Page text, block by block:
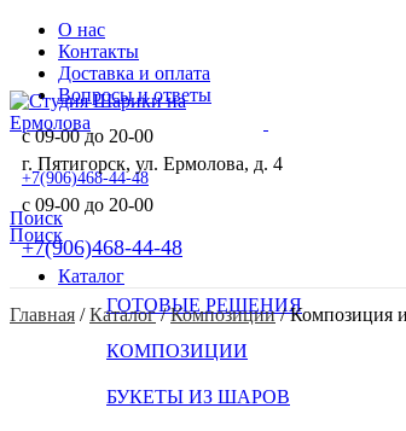
О нас
Контакты
Доставка и оплата
Вопросы и ответы
с 09-00 до 20-00
+7(906)468-44-48
Поиск
г. Пятигорск, ул. Ермолова, д. 4
с 09-00 до 20-00
+7(906)468-44-48
Поиск
Каталог
ГОТОВЫЕ РЕШЕНИЯ
КОМПОЗИЦИИ
БУКЕТЫ ИЗ ШАРОВ
Главная / Каталог / Композиции / Композиция